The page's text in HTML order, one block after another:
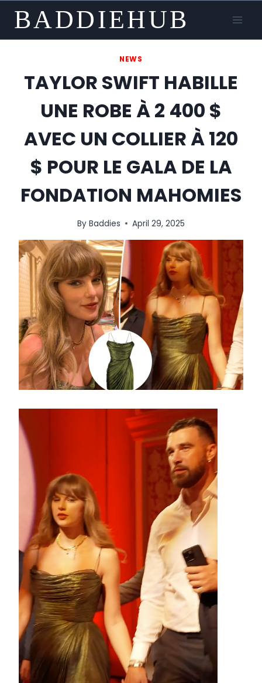
content
BADDIEHUB
NEWS
TAYLOR SWIFT HABILLE
UNE ROBE À 2 400 $
AVEC UN COLLIER À 120
$ POUR LE GALA DE LA
FONDATION MAHOMIES
By Baddies April 29, 2025